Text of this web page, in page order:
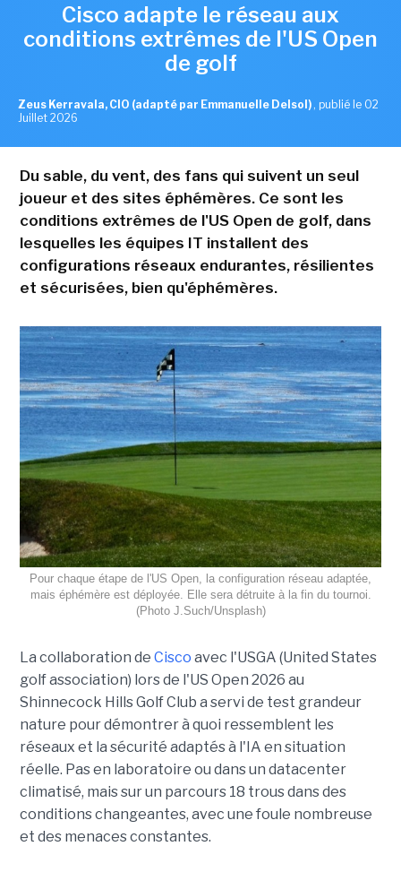
Cisco adapte le réseau aux
conditions extrêmes de l'US Open
de golf
Zeus Kerravala, CIO (adapté par Emmanuelle Delsol) , publié le 02
Juillet 2026
Du sable, du vent, des fans qui suivent un seul
joueur et des sites éphémères. Ce sont les
conditions extrêmes de l'US Open de golf, dans
lesquelles les équipes IT installent des
configurations réseaux endurantes, résilientes
et sécurisées, bien qu'éphémères.
Pour chaque étape de l'US Open, la configuration réseau adaptée,
mais éphémère est déployée. Elle sera détruite à la fin du tournoi.
(Photo J.Such/Unsplash)
La collaboration de Cisco avec l'USGA (United States
golf association) lors de l'US Open 2026 au
Shinnecock Hills Golf Club a servi de test grandeur
nature pour démontrer à quoi ressemblent les
réseaux et la sécurité adaptés à l'IA en situation
réelle. Pas en laboratoire ou dans un datacenter
climatisé, mais sur un parcours 18 trous dans des
conditions changeantes, avec une foule nombreuse
et des menaces constantes.